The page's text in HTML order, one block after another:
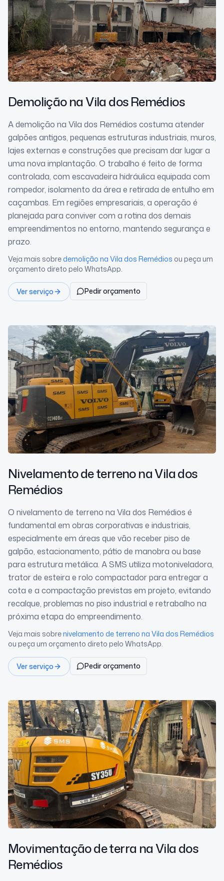
Demoliçãona Vila dos Remédios
A demolição na Vila dos Remédios costuma atender
galpões antigos, pequenas estruturas industriais, muros,
lajes externas e construções que precisam dar lugar a
uma nova implantação. O trabalho é feito de forma
controlada, com escavadeira hidráulica equipada com
rompedor, isolamento da área e retirada de entulho em
caçambas. Em regiões empresariais, a operação é
planejada para conviver com a rotina dos demais
empreendimentos no entorno, mantendo segurança e
prazo.
Veja mais sobredemolição na Vila dos Remédios ou peça um
orçamento direto pelo WhatsApp.
Ver serviço Pedir orçamento
Nivelamento de terrenona Vila dos
Remédios
O nivelamento de terreno na Vila dos Remédios é
fundamental em obras corporativas e industriais,
especialmente em áreas que vão receber piso de
galpão, estacionamento, pátio de manobra ou base
para estrutura metálica. A SMS utiliza motoniveladora,
trator de esteira e rolo compactador para entregar a
cota e a compactação previstas em projeto, evitando
recalque, problemas no piso industrial e retrabalho na
próxima etapa do empreendimento.
Veja mais sobrenivelamento de terreno na Vila dos Remédios
ou peça um orçamento direto pelo WhatsApp.
Ver serviço Pedir orçamento
Movimentação de terra na Vila dos
Remédios